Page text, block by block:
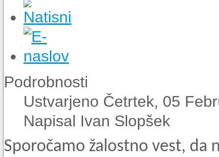
Podrobnosti
Ustvarjeno Četrtek, 05
Napisal Ivan Slopšek
Sporočamo žalostno vest, da